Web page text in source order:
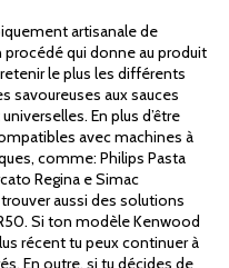
artisanale de
qui donne au produit
le plus les différents
savoureuses aux sauces
En plus d’être
avec machines à
comme: Philips Pasta
Regina e Simac
aussi des solutions
Si ton modèle Kenwood
récent tu peux continuer à
En outre, si tu décides de